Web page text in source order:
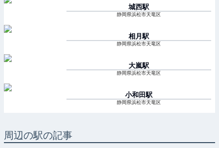
城西駅
静岡県浜松市天竜区
相月 駅
静岡県浜松市天竜区
大嵐駅
静岡県浜松市天竜区
小和田駅
静岡県浜松市天竜区
周辺の駅の記事